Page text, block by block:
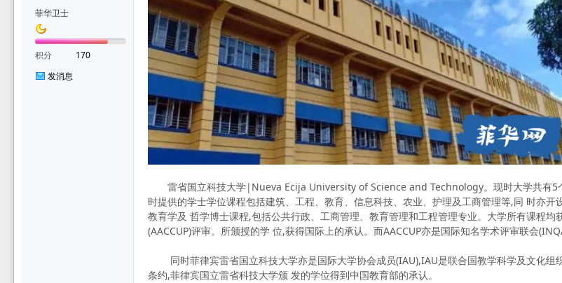
菲华卫士
积分
170
发消息
雷省国立科技大学|Nueva Ecija University of Science and Technology。现时大学共有5
时提供的学士学位课程包括建筑、工程、教育、信息科技、农业、护理及工商管理等,同 时亦
教育学及 哲学博士课程,包括公共行政、工商管理、教育管理和工程管理专业。大学所有课程
(AACCUP)评审。所颁授的学 位,获得国际上的承认。而AACCUP亦是国际知名学术评审联会
同时菲律宾雷省国立科技大学亦是国际大学协会成员(IAU),IAU是联合国教学科学及文化组
条约,菲律宾国立雷省科技大学颁 发的学位得到中国教育部的承认。